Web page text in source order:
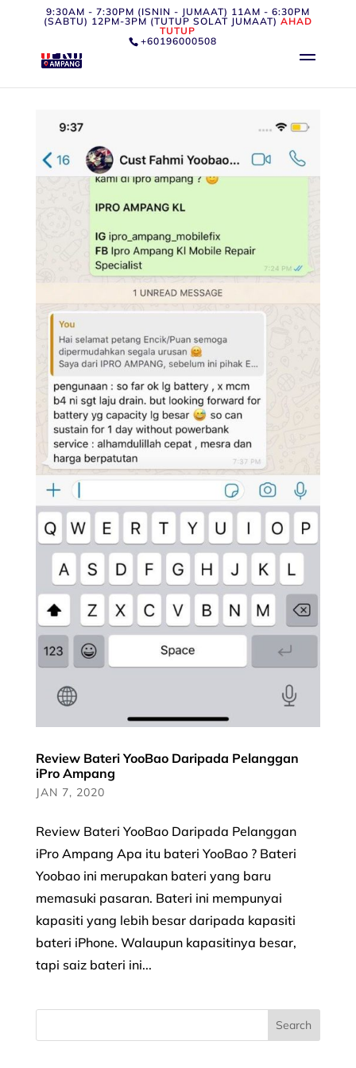
9:30AM - 7:30PM (ISNIN - JUMAAT) 11AM - 6:30PM
(SABTU) 12PM-3PM (TUTUP SOLAT JUMAAT) AHAD
TUTUP
+60196000508
Review Bateri YooBao Daripada Pelanggan
iPro Ampang
JAN 7, 2020
Review Bateri YooBao Daripada Pelanggan
iPro Ampang Apa itu bateri YooBao ? Bateri
Yoobao ini merupakan bateri yang baru
memasuki pasaran. Bateri ini mempunyai
kapasiti yang lebih besar daripada kapasiti
bateri iPhone. Walaupun kapasitinya besar,
tapi saiz bateri ini...